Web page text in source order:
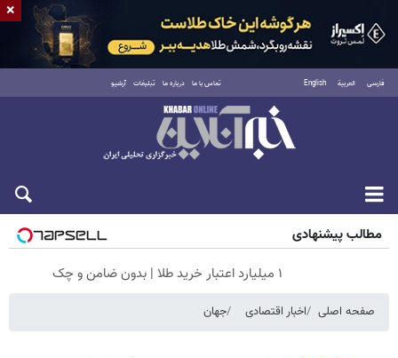
فارسی العربية English تماس با ما درباره ما تبلیغات آرشیو
جمعه ۱۶ مرداد ۱۴۰۵
مطالب پیشنهادی
۱ میلیارد اعتبار خرید طلا | بدون ضامن و چک
صفحه اصلی اخبار اقتصادی جهان
×